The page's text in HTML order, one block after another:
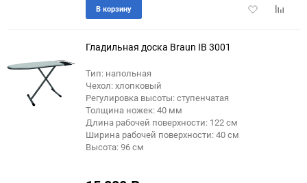
Добавить
В корзину
Гладильная доска Braun IB 3001
Тип: напольная
Чехол: хлопковый
Регулировка высоты: ступенчатая
Толщина ножек: 40 мм
Длина рабочей поверхности: 122 см
Ширина рабочей поверхности: 40 см
Высота: 96 см